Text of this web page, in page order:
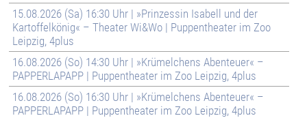
15.08.2026 (Sa) 16:30 Uhr | »Prinzessin Isabell und der
Kartoffelkönig« – Theater Wi&Wo | Puppentheater im Zoo
Leipzig, 4plus
16.08.2026 (So) 14:30 Uhr | »Krümelchens Abenteuer« –
PAPPERLAPAPP | Puppentheater im Zoo Leipzig, 4plus
16.08.2026 (So) 16:30 Uhr | »Krümelchens Abenteuer« –
PAPPERLAPAPP | Puppentheater im Zoo Leipzig, 4plus